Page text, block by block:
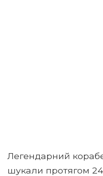
Легендарний
шукали протягом